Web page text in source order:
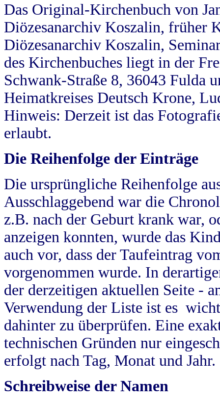
Das Original-Kirchenbuch von
Diözesanarchiv Koszalin, früher
Diözesanarchiv Koszalin,
des Kirchenbuches liegt in der
Schwank-Straße 8, 36043 Fulda
Heimatkreises Deutsch Krone,
Hinweis: Derzeit ist das
erlaubt.
Die Reihenfolge der Einträge
Die ursprüngliche Reihenfolge
Ausschlaggebend war die
z.B. nach der Geburt krank war,
anzeigen konnten, wurde das
auch vor, dass der Taufeintrag
vorgenommen wurde. In
der derzeitigen aktuellen Seite -
Verwendung der Liste ist es
dahinter zu überprüfen. Eine
technischen Gründen nur
erfolgt nach Tag, Monat und Jahr.
Schreibweise der Namen